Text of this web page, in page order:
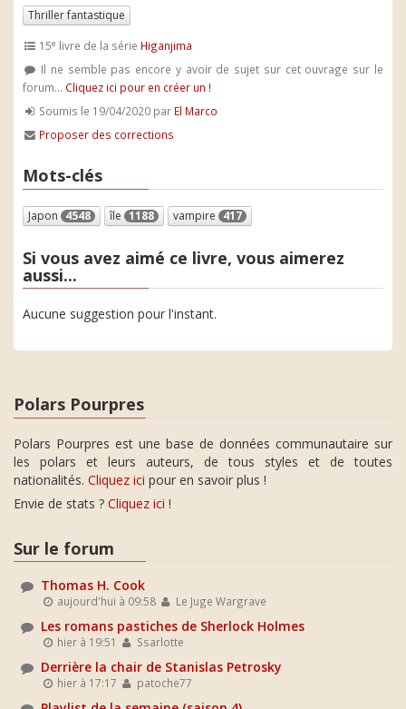
Thriller fantastique
15e livre de la série Higanjima
Il ne semble pas encore y avoir de sujet sur cet ouvrage sur le
forum... Cliquez ici pour en créer un !
Soumis le 19/04/2020 par El Marco
Proposer des corrections
Mots-clés
Japon 4548 île 1188 vampire 417
Si vous avez aimé ce livre, vous aimerez
aussi...
Aucune suggestion pour l'instant.
Polars Pourpres
Polars Pourpres est une base de données communautaire sur
les polars et leurs auteurs, de tous styles et de toutes
nationalités. Cliquez ici pour en savoir plus !
Envie de stats ? Cliquez ici !
Sur le forum
Thomas H. Cook
aujourd'hui à 09:58 Le Juge Wargrave
Les romans pastiches de Sherlock Holmes
hier à 19:51 Ssarlotte
Derrière la chair de Stanislas Petrosky
hier à 17:17 patoche77